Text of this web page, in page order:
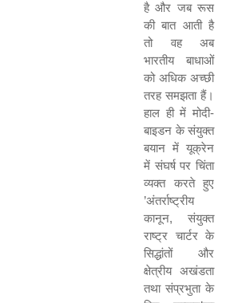
है और जब रूस
की बात आती है
तो वह अब
भारतीय बाधाओं
को अधिक अच्छी
तरह समझता हैं।
हाल ही में मोदी-
बाइडन के संयुक्त
बयान में यूक्रेन
में संघर्ष पर चिंता
व्यक्त करते हुए
’अंतर्राष्ट्रीय
कानून, संयुक्त
राष्ट्र चार्टर के
सिद्धांतों और
क्षेत्रीय अखंडता
तथा संप्रभुता के